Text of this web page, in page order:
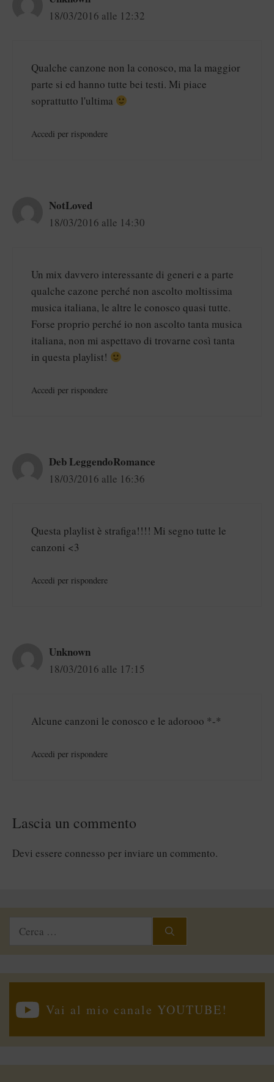
18/03/2016 alle 12:32
Qualche canzone non la conosco, ma la maggior
parte si ed hanno tutte bei testi. Mi piace
soprattutto l'ultima
Accedi per rispondere
NotLoved
18/03/2016 alle 14:30
Un mix davvero interessante di generi e a parte
qualche cazone perché non ascolto moltissima
musica italiana, le altre le conosco quasi tutte.
Forse proprio perché io non ascolto tanta musica
italiana, non mi aspettavo di trovarne così tanta
in questa playlist!
Accedi per rispondere
Deb LeggendoRomance
18/03/2016 alle 16:36
Questa playlist è strafiga!!!! Mi segno tutte le
canzoni <3
Accedi per rispondere
Unknown
18/03/2016 alle 17:15
Alcune canzoni le conosco e le adorooo *-*
Accedi per rispondere
Lascia un commento
Devi essere connesso per inviare un commento.
Vai al mio canale YOUTUBE!